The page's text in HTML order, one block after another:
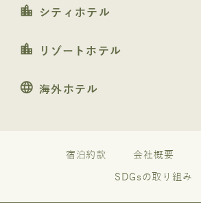
location_city シティホテル
location_city リゾートホテル
language 海外ホテル
宿泊約款 会社概要
SDGsの取り組み